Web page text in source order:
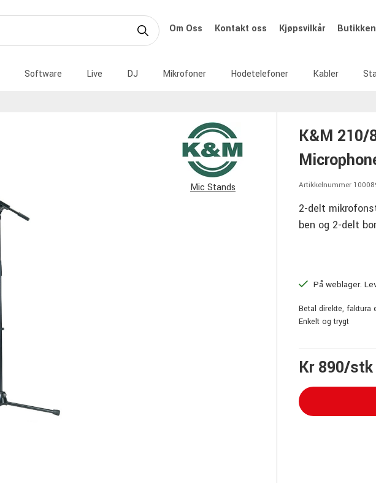
Om Oss Kontakt oss Kjøpsvilkår Butikken
Software Live DJ Mikrofoner Hodetelefoner Kabler
Mic Stands
K&M 210/
Artikkelnummer
2-delt
ben og 2-delt
På weblager.
Betal direkte, faktura
Enkelt og trygt
Kr 890/stk